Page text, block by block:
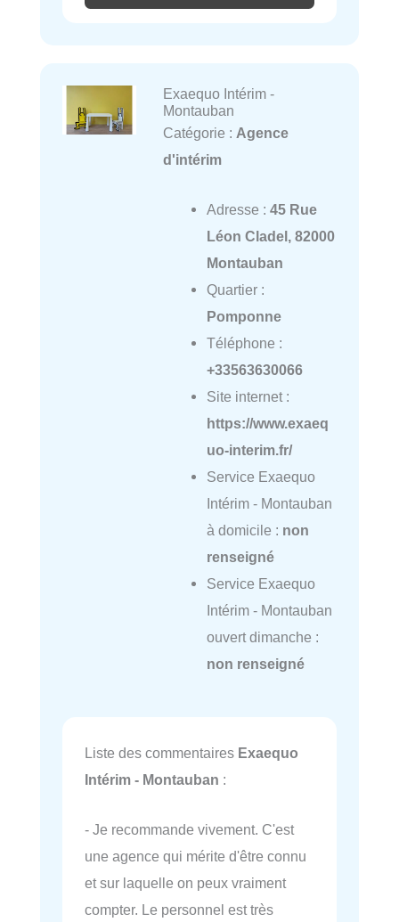
Exaequo Intérim -
Montauban
Catégorie : Agence
d'intérim
Adresse : 45 Rue
Léon Cladel, 82000
Montauban
Quartier :
Pomponne
Téléphone :
+33563630066
Site internet :
https://www.exaeq
uo-interim.fr/
Service Exaequo
Intérim - Montauban
à domicile : non
renseigné
Service Exaequo
Intérim - Montauban
ouvert dimanche :
non renseigné
Liste des commentaires Exaequo
Intérim - Montauban :
- Je recommande vivement. C'est
une agence qui mérite d'être connu
et sur laquelle on peux vraiment
compter. Le personnel est très